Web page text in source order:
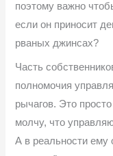
поэтому важно
если он приносит
рваных джинсах?
Часть
полномочия
рычагов. Это
молчу, что
А в реальности